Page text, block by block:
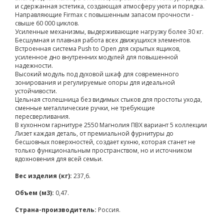
и сдержанная эстетика, создающая атмосферу уюта и порядка.
Направляющие Firmax с повышенным запасом прочности -
свыше 60 000 циклов.
Усиленные механизмы, выдерживающие нагрузку более 30 кг.
Бесшумная и плавная работа всех движущихся элементов.
Встроенная система Push to Open для скрытых ящиков,
усиленное дно внутренних модулей для повышенной
надежности.
Высокий модуль под духовой шкаф для современного
зонирования и регулируемые опоры для идеальной
устойчивости.
Цельная столешница без видимых стыков для простоты ухода,
сменные металлические ручки, не требующие
пересверливания.
В кухонном гарнитуре 2550 Магнолия ПВХ вариант 5 коллекции
Лизет каждая деталь, от премиальной фурнитуры до
бесшовных поверхностей, создает кухню, которая станет не
только функциональным пространством, но и источником
вдохновения для всей семьи.
Вес изделия (кг): 237,6.
Объем (м3): 0,47.
Страна-производитель: Россия.